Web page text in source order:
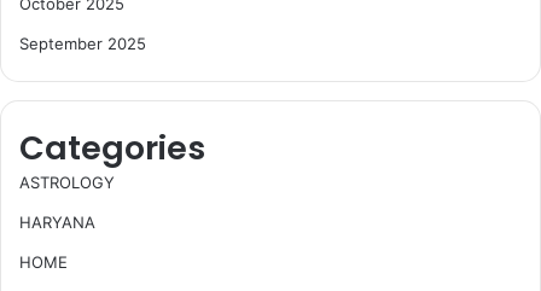
October 2025
September 2025
Categories
ASTROLOGY
HARYANA
HOME